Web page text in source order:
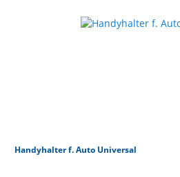
Handyhalter f. Auto Universal